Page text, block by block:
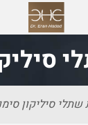
שתלי סיליקון